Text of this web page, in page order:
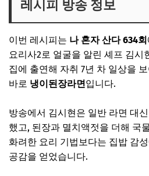
레시피 방송 정보
이번 레시피는 나 혼자 산다634회
요리사2로 얼굴을 알린 셰프 김시
집에 출연해 자취 7년 차 일상을
바로 냉이된장라면입니다.
방송에서 김시현은 일반 라면 대
했고, 된장과 멸치액젓을 더해 국
화려한 요리 기법보다는 집밥 감
공감을 얻었습니다.